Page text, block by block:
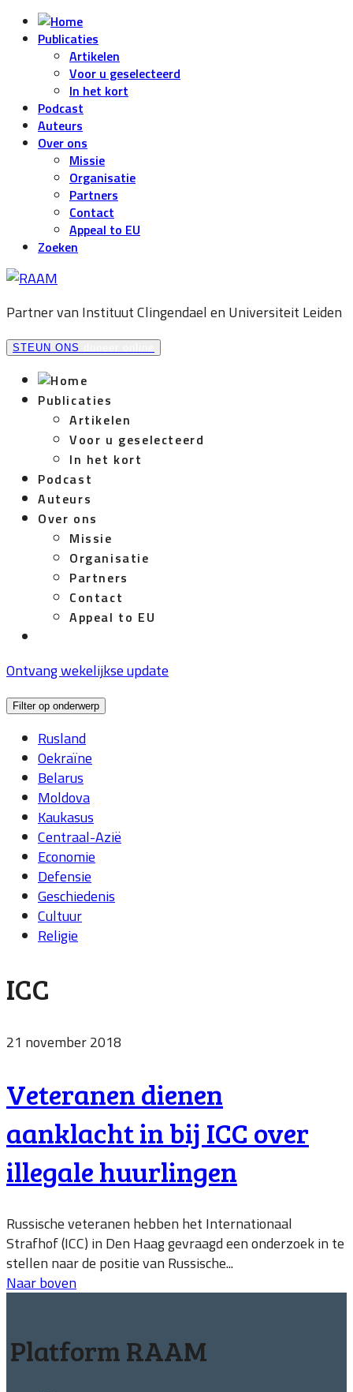
Publicaties
Artikelen
Voor u geselecteerd
In het kort
Podcast
Auteurs
Over ons
Missie
Organisatie
Partners
Contact
Appeal to EU
Zoeken
Partner van Instituut Clingendael en Universiteit Leiden
STEUN ONS
Publicaties
Artikelen
Voor u geselecteerd
In het kort
Podcast
Auteurs
Over ons
Missie
Organisatie
Partners
Contact
Appeal to EU
Ontvang wekelijkse update
Filter op onderwerp
Rusland
Oekraïne
Belarus
Moldova
Kaukasus
Centraal-Azië
Economie
Defensie
Geschiedenis
Cultuur
Religie
ICC
21 november 2018
Veteranen dienen
aanklacht in bij ICC over
illegale huurlingen
Russische veteranen hebben het Internationaal
Strafhof (ICC) in Den Haag gevraagd een onderzoek in te
stellen naar de positie van Russische...
Naar boven
Platform RAAM